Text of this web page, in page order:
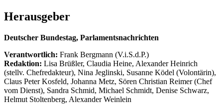
Herausgeber
Deutscher Bundestag, Parlamentsnachrichten
Verantwortlich: Frank Bergmann (V.i.S.d.P.)
Redaktion: Lisa Brüßler, Claudia Heine, Alexander Heinrich
(stellv. Chefredakteur), Nina Jeglinski, Susanne Ködel (Volontärin),
Claus Peter Kosfeld, Johanna Metz, Sören Christian Reimer (Chef
vom Dienst), Sandra Schmid, Michael Schmidt, Denise Schwarz,
Helmut Stoltenberg, Alexander Weinlein